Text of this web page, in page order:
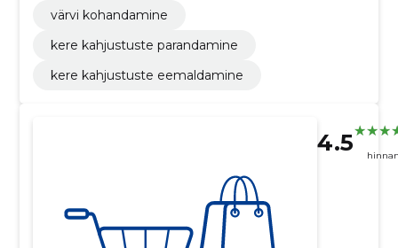
värvi kohandamine
kere kahjustuste parandamine
kere kahjustuste eemaldamine
4.5